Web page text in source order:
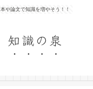
本や論文で知識を増やそう！！
知識の泉